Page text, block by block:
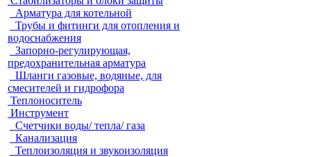
Арматура для котельной
Трубы и фитинги для отопления и
водоснабжения
Запорно-регулирующая,
предохранительная арматура
Шланги газовые, водяные, для
смесителей и гидрофора
Теплоноситель
Инструмент
Счетчики воды/ тепла/ газа
Канализация
Теплоизоляция и звукоизоляция